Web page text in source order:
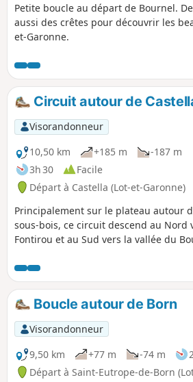
Petite boucle au départ de Bournel.
aussi des crêtes pour découvrir les
et-Garonne.
Circuit autour de
Visorandonneur
10,50 km
+185 m
-187 m
3h 30
Facile
Départ à Castella (Lot-et-Garonne)
Principalement sur le plateau autour
sous-bois, ce circuit descend au Nord
Fontirou et au Sud vers la vallée du
Boucle autour de Born
Visorandonneur
9,50 km
+77 m -74 m
Départ à Saint-Eutrope-de-Born